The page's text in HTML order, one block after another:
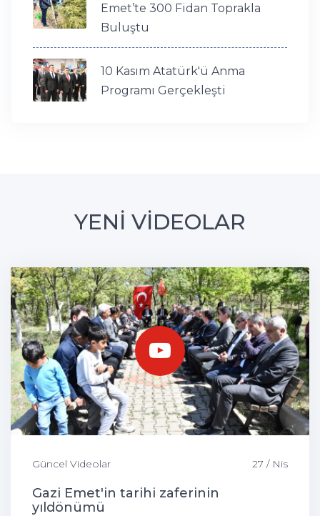
Emet’te 300 Fidan Toprakla
Buluştu
10 Kasım Atatürk'ü Anma
Programı Gerçekleşti
YENİ VİDEOLAR
Güncel Videolar 27 / Nis
Gazi Emet'in tarihi zaferinin
yıldönümü